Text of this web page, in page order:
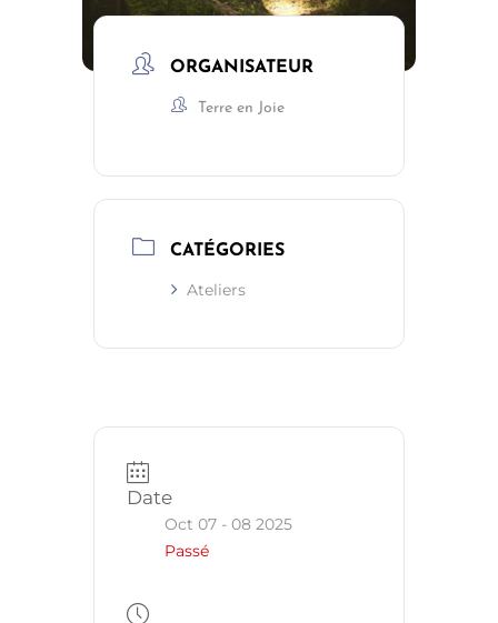
ORGANISATEUR
Terre en Joie
CATÉGORIES
Ateliers
Date
Oct 07 - 08 2025
Passé